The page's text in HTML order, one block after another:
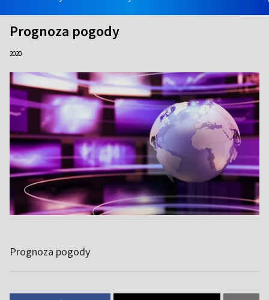
Prognoza pogody
2020
Prognoza pogody